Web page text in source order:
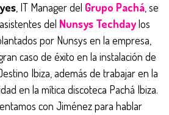
, IT Manager del Grupo Pachá , se
del Nunsys Techdaylos
por Nunsys en la empresa,
caso de éxito en la instalación de
Ibiza, además de trabajar en la
en la mítica discoteca Pachá Ibiza.
con Jiménez para hablar